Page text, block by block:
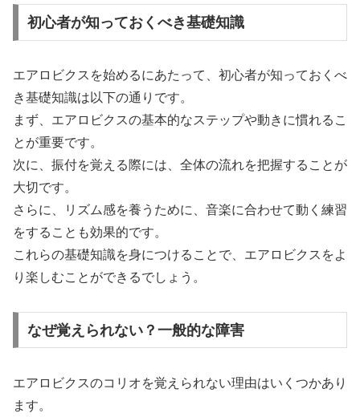
初心者が知っておくべき基礎知識
エアロビクスを始めるにあたって、初心者が知っておくべ
き基礎知識は以下の通りです。
まず、エアロビクスの基本的なステップや動きに慣れるこ
とが重要です。
次に、振付を覚える際には、全体の流れを把握することが
大切です。
さらに、リズム感を養うために、音楽に合わせて動く練習
をすることも効果的です。
これらの基礎知識を身につけることで、エアロビクスをよ
り楽しむことができるでしょう。
なぜ覚えられない？一般的な障害
エアロビクスのコリオを覚えられない理由はいくつかあり
ます。